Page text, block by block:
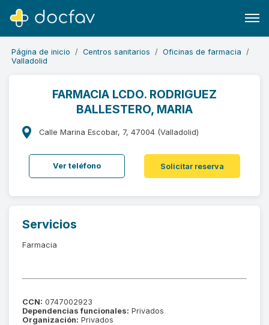
Buscar
Software para clínicas
Soporte
¿Eres un doctor?
Página de inicio Centros sanitarios
Oficinas de farmacia
Valladolid
FARMACIA LCDO. RODRIGUEZ
BALLESTERO, MARIA
Calle Marina Escobar, 7, 47004 (Valladolid)
Ver teléfono Solicitar reserva
Servicios
Farmacia
CCN: 0747002923
Dependencias funcionales: Privados
Organización: Privados